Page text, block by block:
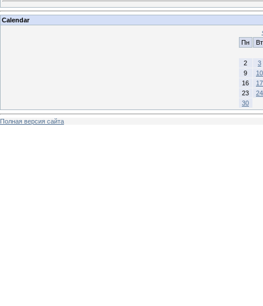
Calendar
Пн
Вт
2
3
9
10
16
17
23
24
30
Полная версия сайта